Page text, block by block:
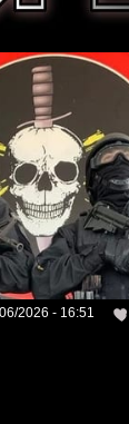
2026 - 16:51